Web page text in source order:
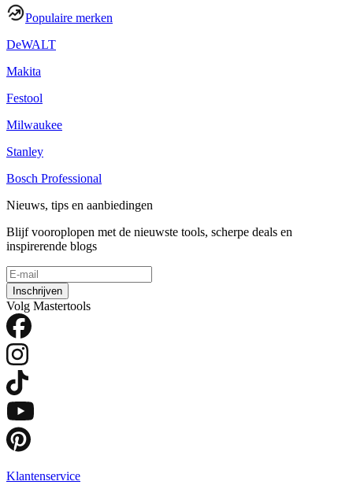
Populaire merken
DeWALT
Makita
Festool
Milwaukee
Stanley
Bosch Professional
Nieuws, tips en aanbiedingen
Blijf vooroplopen met de nieuwste tools, scherpe deals en
inspirerende blogs
Inschrijven
Volg Mastertools
Klantenservice